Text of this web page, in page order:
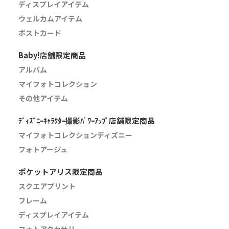
ディスプレイアイテム
ウェルカムアイテム
ポストカード
Baby!店舗限定商品
アルバム
マイフォトコレクション
その他アイテム
ﾃﾞｨｽﾞﾆｰｷｬﾗｸﾀｰ撮影ﾊﾟﾜｰｱｯﾌﾟ店舗限定商品
マイフォトコレクションディズニー
フォトアージュ
ポケットアリス限定商品
スクエアプリント
フレーム
ディスプレイアイテム